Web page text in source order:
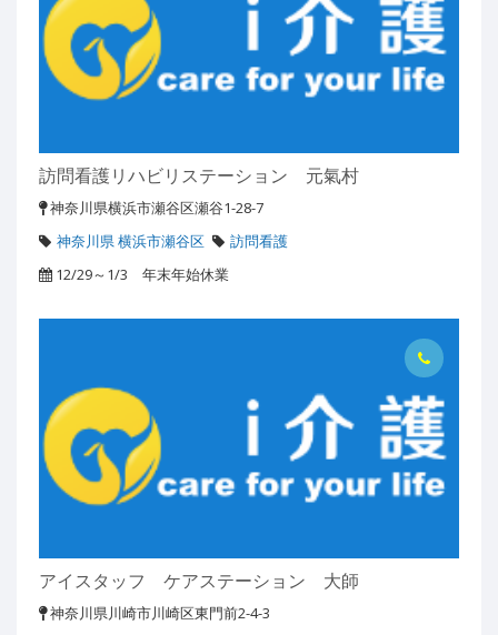
訪問看護リハビリステーション 元氣村
神奈川県横浜市瀬谷区瀬谷1-28-7
神奈川県 横浜市瀬谷区
訪問看護
12/29～1/3 年末年始休業
アイスタッフ ケアステーション 大師
神奈川県川崎市川崎区東門前2-4-3